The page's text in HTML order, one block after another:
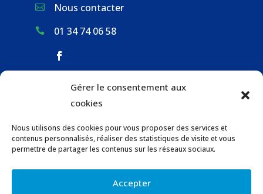
Gérer le consentement aux
cookies
Nous utilisons des cookies pour vous proposer des services et
contenus personnalisés, réaliser des statistiques de visite et vous
permettre de partager les contenus sur les réseaux sociaux.
Accepter
 Nous contacter
 01 34 74 06 58
GESTION DES DÉCHETS
URBANISME
COMMUNICATIONS DE LA MAIRIE
LOCATION DE SALLES COMMUNALES